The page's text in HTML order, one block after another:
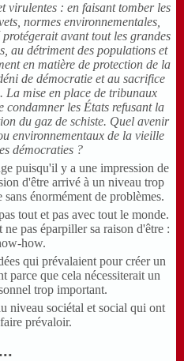
virulentes : en faisant tomber les
normes environnementales,
avant tout les grandes
au détriment des populations et
en matière de protection de la
de démocratie et au sacrifice
La mise en place de tribunaux
les États refusant la
du gaz de schiste. Quel avenir
environnementaux de la vieille
démocraties ?
puisqu'il y a une impression de
d'être arrivé à un niveau trop
énormément de problèmes.
tout et pas avec tout le monde.
pas éparpiller sa raison d'être :
how.
qui prévalaient pour créer un
parce que cela nécessiterait un
trop important.
niveau sociétal et social qui ont
prévaloir.
...